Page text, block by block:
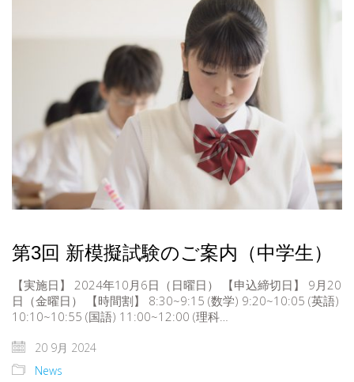
第3回 新模擬試験のご案内（中学生）
【実施日】 2024年10月6日（日曜日） 【申込締切日】 9月20
日（金曜日） 【時間割】 8:30~9:15 (数学) 9:20~10:05 (英語)
10:10~10:55 (国語) 11:00~12:00 (理科…
20 9月 2024
News